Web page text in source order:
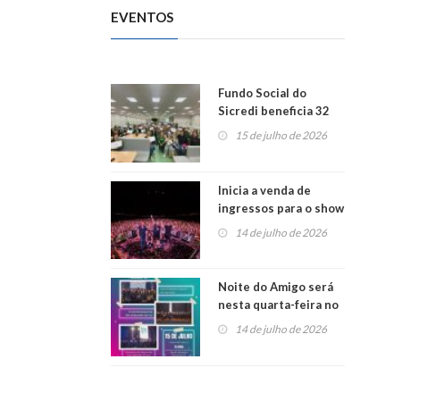
EVENTOS
Fundo Social do
Sicredi beneficia 32
projetos em
15 de julho de 2026
Inicia a venda de
ingressos para o show
do Jota Quest nos 45
anos da Sicredi Ouro
14 de julho de 2026
Noite do Amigo será
nesta quarta-feira no
Centro de Cultura de
14 de julho de 2026